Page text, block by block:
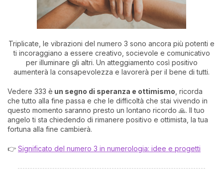
Triplicate, le vibrazioni del numero 3 sono ancora più potenti e
ti incoraggiano a essere creativo, socievole e comunicativo
per illuminare gli altri. Un atteggiamento così positivo
aumenterà la consapevolezza e lavorerà per il bene di tutti.
Vedere 333 è un segno di speranza e ottimismo , ricorda
che tutto alla fine passa e che le difficoltà che stai vivendo in
questo momento saranno presto un lontano ricordo 🙏. Il tuo
angelo ti sta chiedendo di rimanere positivo e ottimista, la tua
fortuna alla fine cambierà.
👉 Significato del numero 3 in numerologia: idee e progetti